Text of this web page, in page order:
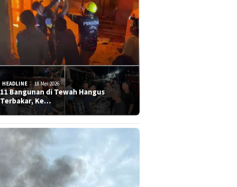
HEADLINE 18 Mei 2026
11 Bangunan di Tewah Hangus
Terbakar, Ke…